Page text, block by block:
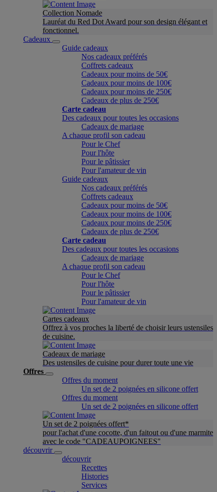
Collection Nomade
Lauréat du Red Dot Award pour son design élégant et
fonctionnel.
Cadeaux
Guide cadeaux
Nos cadeaux préférés
Coffrets cadeaux
Cadeaux pour moins de 50€
Cadeaux pour moins de 100€
Cadeaux pour moins de 250€
Cadeaux de plus de 250€
Carte cadeau
Des cadeaux pour toutes les occasions
Cadeaux de mariage
A chaque profil son cadeau
Pour le Chef
Pour l'hôte
Pour le pâtissier
Pour l'amateur de vin
Guide cadeaux
Nos cadeaux préférés
Coffrets cadeaux
Cadeaux pour moins de 50€
Cadeaux pour moins de 100€
Cadeaux pour moins de 250€
Cadeaux de plus de 250€
Carte cadeau
Des cadeaux pour toutes les occasions
Cadeaux de mariage
A chaque profil son cadeau
Pour le Chef
Pour l'hôte
Pour le pâtissier
Pour l'amateur de vin
Cartes cadeaux
Offrez à vos proches la liberté de choisir leurs ustensiles
de cuisine.
Cadeaux de mariage
Des ustensiles de cuisine pour durer toute une vie
Offres
Offres du moment
Un set de 2 poignées en silicone offert
Offres du moment
Un set de 2 poignées en silicone offert
Un set de 2 poignées offert*
pour l'achat d'une cocotte, d'un faitout ou d'une marmite
avec le code "CADEAUPOIGNEES"
découvrir
découvrir
Recettes
Histories
Services